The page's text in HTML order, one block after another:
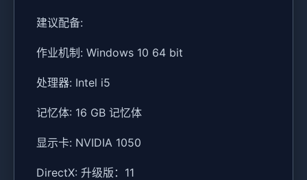
建议配备:
作业机制: Windows 10 64 bit
处理器: Intel i5
记忆体: 16 GB 记忆体
显示卡: NVIDIA 1050
DirectX: 升级版：11